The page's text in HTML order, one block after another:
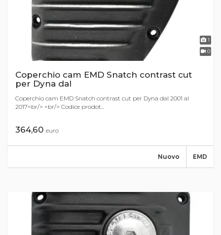
1
0
Coperchio cam EMD Snatch contrast cut
per Dyna dal
Coperchio cam EMD Snatch contrast cut per Dyna dal 2001 al
2017<br/> <br/> Codice prodot...
364,60 euro
EMD
Nuovo